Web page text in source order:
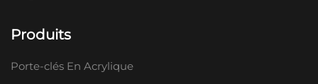
Produits
Porte-clés En Acrylique